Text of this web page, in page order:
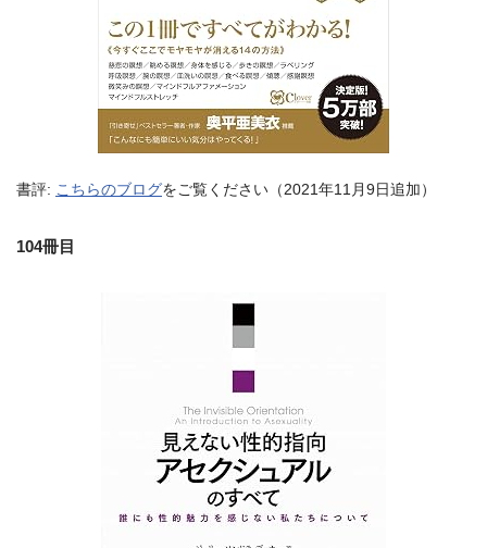
書評: こちらのブログをご覧ください（2021年11月9日追加）
104冊目